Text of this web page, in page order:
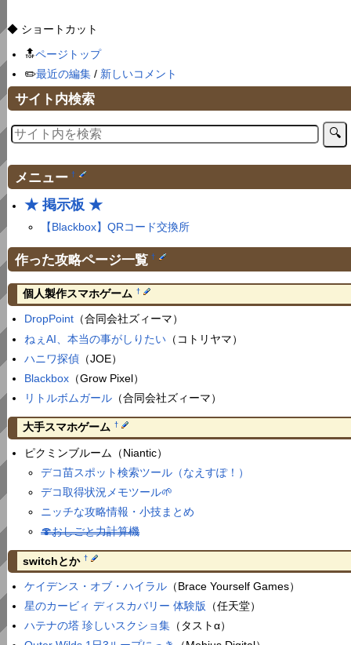
◆ ショートカット
🔝ページトップ
✏️最近の編集/ 新しいコメント
サイト内検索
メニュー †
★ 掲示板 ★
【Blackbox】QRコード交換所
作った攻略ページ一覧 †
個人製作スマホゲーム †
DropPoint（合同会社ズィーマ）
ねぇAI、本当の事がしりたい（コトリヤマ）
ハニワ探偵（JOE）
Blackbox（Grow Pixel）
リトルボムガール（合同会社ズィーマ）
大手スマホゲーム †
ピクミンブルーム（Niantic）
デコ苗スポット検索ツール（なえすぽ！）
デコ取得状況メモツール🌱
ニッチな攻略情報・小技まとめ
🍄おしごと力計算機
switchとか †
ケイデンス・オブ・ハイラル（Brace Yourself Games）
星のカービィ ディスカバリー 体験版 （任天堂）
ハテナの塔 珍しいスクショ集（タストα）